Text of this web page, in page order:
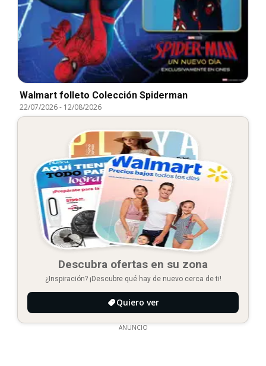
Walmart folleto Colección Spiderman
22/07/2026- 12/08/2026
Descubra ofertas en su zona
¿Inspiración? ¡Descubre qué hay de nuevo cerca de ti!
Quiero ver
ANUNCIO